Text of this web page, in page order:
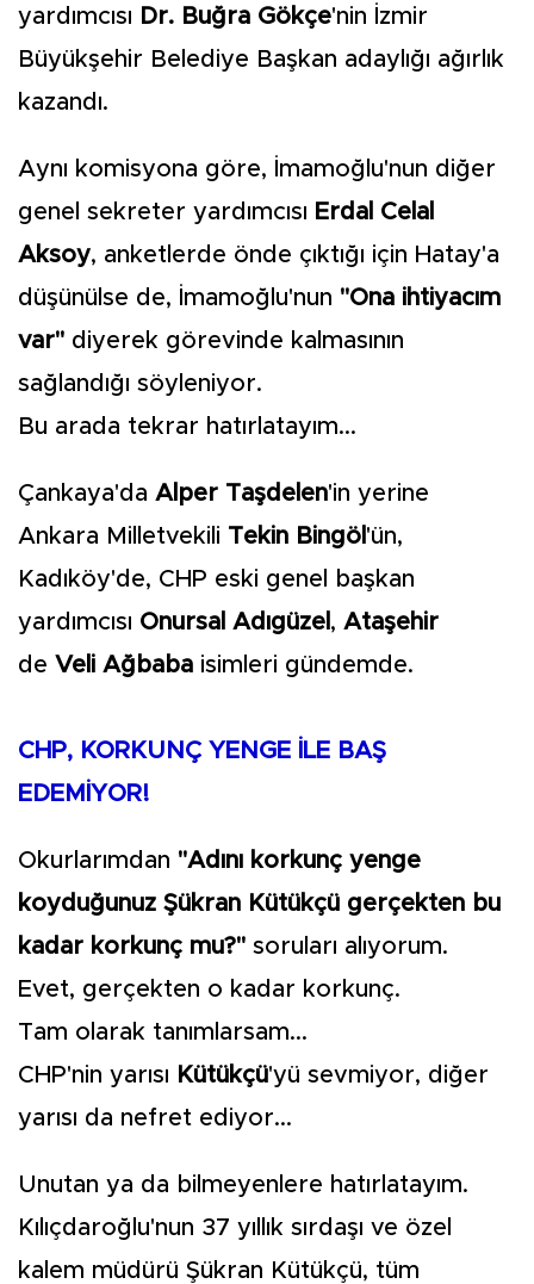
yardımcısı Dr. Buğra Gökçe'nin İzmir
Büyükşehir Belediye Başkan adaylığı ağırlık
kazandı.
Aynı komisyona göre, İmamoğlu'nun diğer
genel sekreter yardımcısı Erdal Celal
Aksoy, anketlerde önde çıktığı için Hatay'a
düşünülse de, İmamoğlu'nun "Ona ihtiyacım
var" diyerek görevinde kalmasının
sağlandığı söyleniyor.
Bu arada tekrar hatırlatayım...
Çankaya'da Alper Taşdelen'in yerine
Ankara Milletvekili Tekin Bingöl 'ün,
Kadıköy'de, CHP eski genel başkan
yardımcısı Onursal Adıgüzel , Ataşehir
de Veli Ağbaba isimleri gündemde.
CHP, KORKUNÇ YENGE İLE BAŞ
EDEMİYOR!
Okurlarımdan "Adını korkunç yenge
koyduğunuz Şükran Kütükçü gerçekten bu
kadar korkunç mu?" soruları alıyorum.
Evet, gerçekten o kadar korkunç.
Tam olarak tanımlarsam...
CHP'nin yarısı Kütükçü'yü sevmiyor, diğer
yarısı da nefret ediyor...
Unutan ya da bilmeyenlere hatırlatayım.
Kılıçdaroğlu'nun 37 yıllık sırdaşı ve özel
kalem müdürü Şükran Kütükçü, tüm